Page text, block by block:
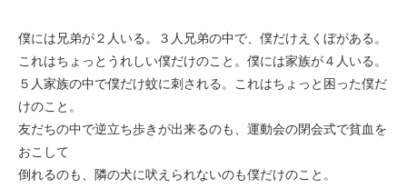
僕には兄弟が２人いる。３人兄弟の中で、僕だけえくぼがある。
これはちょっとうれしい僕だけのこと。僕には家族が４人いる。
５人家族の中で僕だけ蚊に刺される。これはちょっと困った僕だ
けのこと。
友だちの中で逆立ち歩きが出来るのも、運動会の閉会式で貧血を
おこして
倒れるのも、隣の犬に吠えられないのも僕だけのこと。